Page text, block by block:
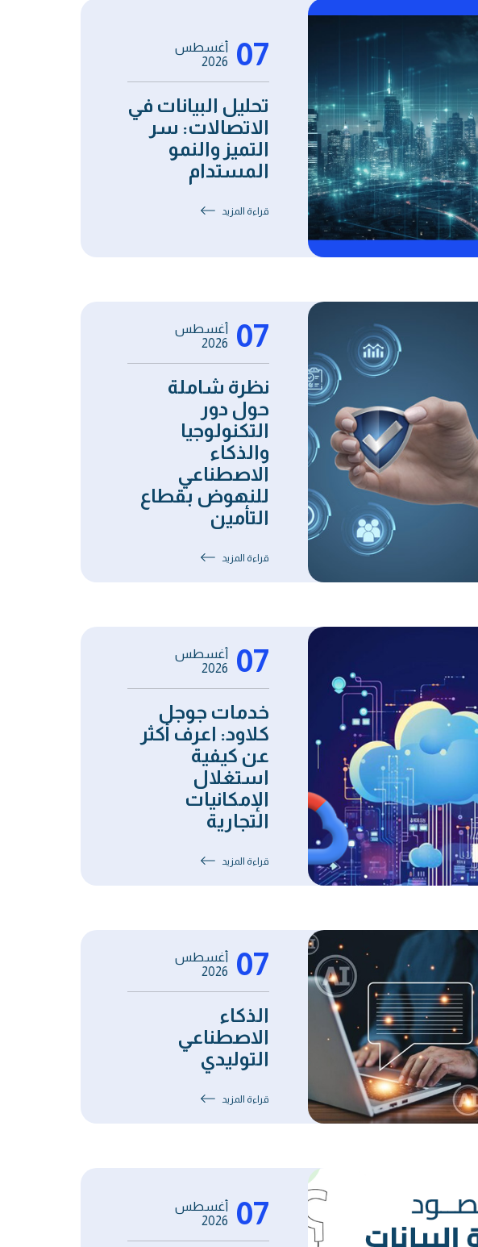
07
أغسطس
2026
تحليل البيانات في
الاتصالات: سر
التميز والنمو
المستدام
قراءة المزيد
07
أغسطس
2026
نظرة شاملة
حول دور
التكنولوجيا
والذكاء
الاصطناعي
للنهوض بقطاع
التأمين
قراءة المزيد
07
أغسطس
2026
خدمات جوجل
كلاود: اعرف أكثر
عن كيفية
استغلال
الإمكانيات
التجارية
قراءة المزيد
07
أغسطس
2026
الذكاء
الاصطناعي
التوليدي
قراءة المزيد
07
أغسطس
2026